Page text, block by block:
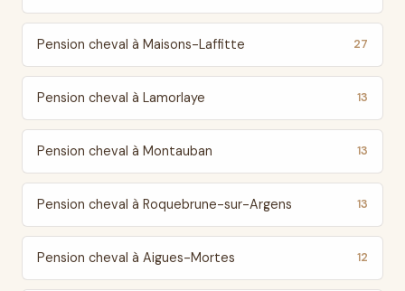
Pension cheval à Maisons-Laffitte 27
Pension cheval à Lamorlaye 13
Pension cheval à Montauban 13
Pension cheval à Roquebrune-sur-Argens 13
Pension cheval à Aigues-Mortes 12